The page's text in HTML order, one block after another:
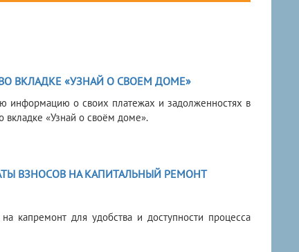
ВКЛАДКЕ «УЗНАЙ О СВОЕМ ДОМЕ»
информацию о своих платежах и задолженностях в
вкладке «Узнай о своём доме».
ВЗНОСОВ НА КАПИТАЛЬНЫЙ РЕМОНТ
капремонт для удобства и доступности процесса